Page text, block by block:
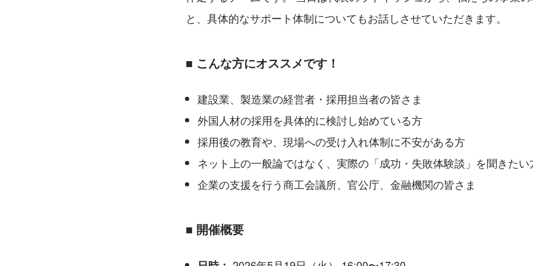
と、具体的なサポート体制についてもお話しさせていただきます。
■ こんな方にオススメです！
建設業、製造業の経営者・採用担当者の皆さま
外国人材の採用を具体的に検討し始めている方
採用後の教育や、現場への受け入れ体制に不安がある方
ネット上の一般論ではなく、実際の「成功・失敗体験談」を聞きたい
企業の支援を行う商工会議所、官公庁、金融機関の皆さま
■ 開催概要